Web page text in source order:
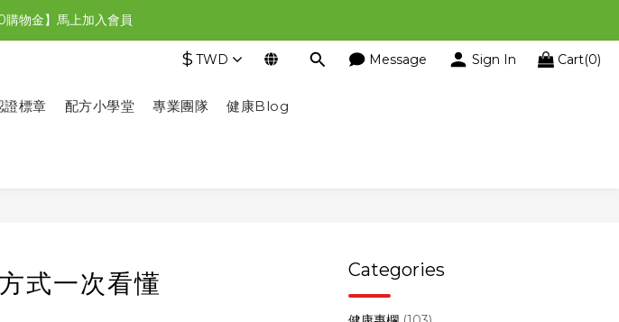
1,000送500購物金！
購物金】馬上加入會員
$ TWD Message Sign In Cart(0)
證標章 配方小學堂 專業團隊 健康Blog
式一次看懂 Categories